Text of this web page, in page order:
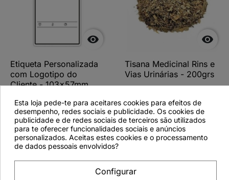

Etiqueta Personalizada
com Logotipo do
Cliente - 103x57mm
Ver detalhes

Tisana Medicinal Rins e
Vias Urinárias - 200grs
Ver detalhes
Esta loja pede-te para aceitares cookies para efeitos de
desempenho, redes sociais e publicidade. Os cookies de
publicidade e de redes sociais de terceiros são utilizados
para te oferecer funcionalidades sociais e anúncios
personalizados. Aceitas estes cookies e o processamento
de dados pessoais envolvidos?
Configurar